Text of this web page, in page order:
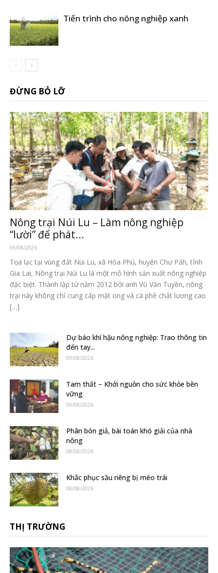
Tiến trình cho nông nghiệp xanh
ĐỪNG BỎ LỠ
Nông trại Núi Lu – Làm nông nghiệp
“lười” để phát...
09/08/2026
Tọa lạc tại vùng đất Núi Lu, xã Hòa Phú, huyện Chư Păh, tỉnh
Gia Lai, Nông trại Núi Lu là một mô hình sản xuất nông nghiệp
đặc biệt. Thành lập từ năm 2012 bởi anh Vũ Văn Tuyền, nông
trại này không chỉ cung cấp mật ong và cà phê chất lượng cao
[…]
Dự báo khí hậu nông nghiệp: Trao thông tin
đến tay...
09/08/2026
Tam thất – Khởi nguồn cho sức khỏe bền
vững
09/08/2026
Phân bón giả, bài toán khó giải của nhà
nông
08/08/2026
Khắc phục sầu riêng bị méo trái
08/08/2026
THỊ TRƯỜNG